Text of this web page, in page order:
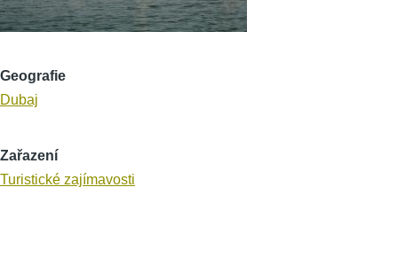
Geografie
Dubaj
Zařazení
Turistické zajímavosti